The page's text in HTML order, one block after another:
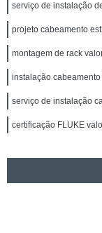
serviço de instalação
projeto cabeamento
montagem de rack
instalação
serviço de instalação
certificação FLUKE